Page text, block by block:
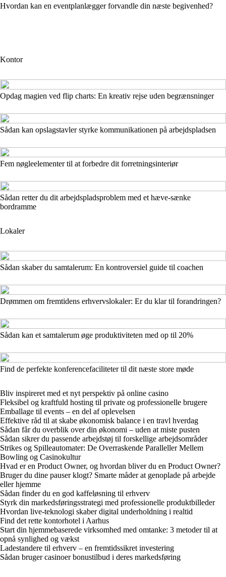
Hvordan kan en eventplanlægger forvandle din næste begivenhed?
Kontor
Opdag magien ved flip charts: En kreativ rejse uden begrænsninger
Sådan kan opslagstavler styrke kommunikationen på arbejdspladsen
Fem nøgleelementer til at forbedre dit forretningsinteriør
Sådan retter du dit arbejdspladsproblem med et hæve-sænke
bordramme
Lokaler
Sådan skaber du samtalerum: En kontroversiel guide til coachen
Drømmen om fremtidens erhvervslokaler: Er du klar til forandringen?
Sådan kan et samtalerum øge produktiviteten med op til 20%
Find de perfekte konferencefaciliteter til dit næste store møde
Bliv inspireret med et nyt perspektiv på online casino
Fleksibel og kraftfuld hosting til private og professionelle brugere
Emballage til events – en del af oplevelsen
Effektive råd til at skabe økonomisk balance i en travl hverdag
Sådan får du overblik over din økonomi – uden at miste pusten
Sådan sikrer du passende arbejdstøj til forskellige arbejdsområder
Strikes og Spilleautomater: De Overraskende Paralleller Mellem
Bowling og Casinokultur
Hvad er en Product Owner, og hvordan bliver du en Product Owner?
Bruger du dine pauser klogt? Smarte måder at genoplade på arbejde
eller hjemme
Sådan finder du en god kaffeløsning til erhverv
Styrk din markedsføringsstrategi med professionelle produktbilleder
Hvordan live-teknologi skaber digital underholdning i realtid
Find det rette kontorhotel i Aarhus
Start din hjemmebaserede virksomhed med omtanke: 3 metoder til at
opnå synlighed og vækst
Ladestandere til erhverv – en fremtidssikret investering
Sådan bruger casinoer bonustilbud i deres markedsføring